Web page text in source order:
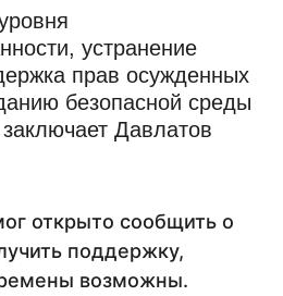
устранение
прав осужденных
безопасной среды
Давлатов
открыто сообщить о
поддержку,
возможны.